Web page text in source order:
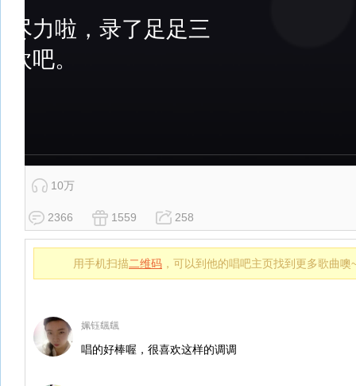
10万
2366 1559 258
用手机扫描二维码 ，可以到他的唱吧主页找到更多歌曲噢
姵钰颻颻
唱的好棒喔，很喜欢这样的调调